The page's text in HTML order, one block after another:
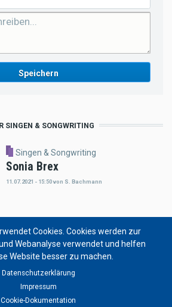
SINGEN & SONGWRITING
Singen & Songwriting
Sonia Brex
11.07.2021 - 15:50von S. Bachmann
Singen & Songwriting
Songwriting
Cookies. Cookies werden zur
Webanalyse verwendet und helfen
Website besser zu machen.
Datenschutzerklärung
Impressum
Cookie-Dokumentation